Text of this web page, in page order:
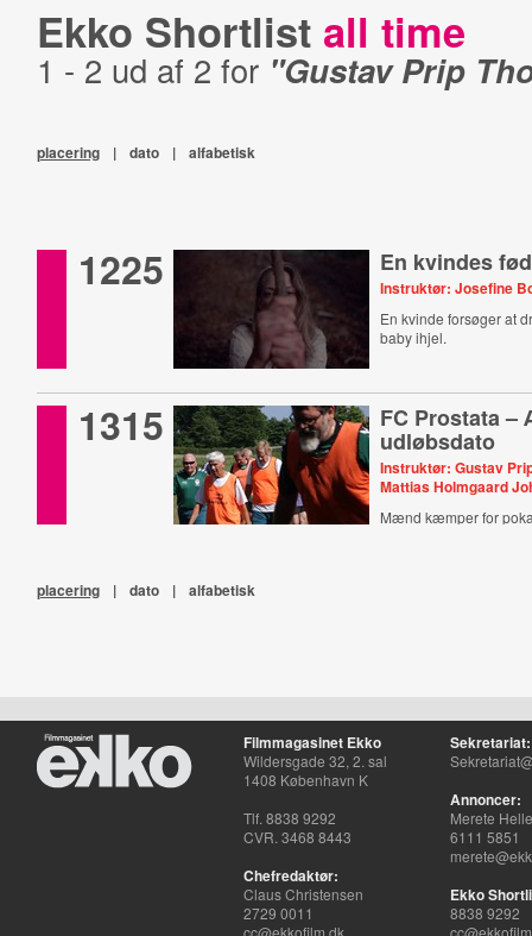
Ekko Shortlist all time
1 - 2 ud af 2 for "Gustav Prip
placering | dato | alfabetisk
1225 En kvindes
Instruktør: Josefine
En kvinde forsøger at
baby ihjel.
1315 FC Prostata
udløbsdato
Instruktør: Gustav
Mattias Holmgaard
Mænd kæmper for
placering | dato | alfabetisk
Filmmagasinet Ekko
Wildersgade 32, 2. sal
1408 København K
Tlf. 8838 9292
CVR. 3468 8443
Chefredaktør:
Claus Christensen
2729 0011
cc@ekkofilm.dk
Sekretariat:
Annoncer:
Merete
6111 5851
Ekko
8838 9292